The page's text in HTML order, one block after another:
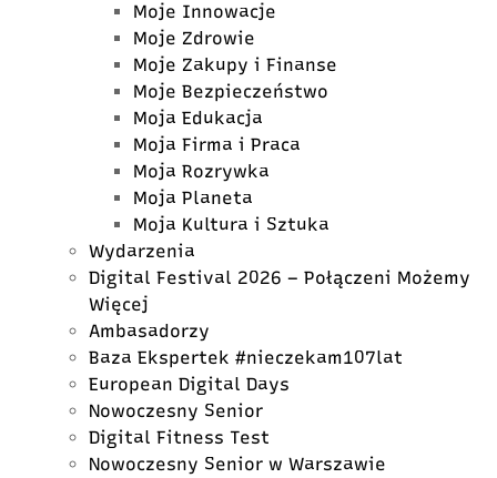
Moje Innowacje
Moje Zdrowie
Moje Zakupy i Finanse
Moje Bezpieczeństwo
Moja Edukacja
Moja Firma i Praca
Moja Rozrywka
Moja Planeta
Moja Kultura i Sztuka
Wydarzenia
Digital Festival 2026 – Połączeni Możemy
Więcej
Ambasadorzy
Baza Ekspertek #nieczekam107lat
European Digital Days
Nowoczesny Senior
Digital Fitness Test
Nowoczesny Senior w Warszawie